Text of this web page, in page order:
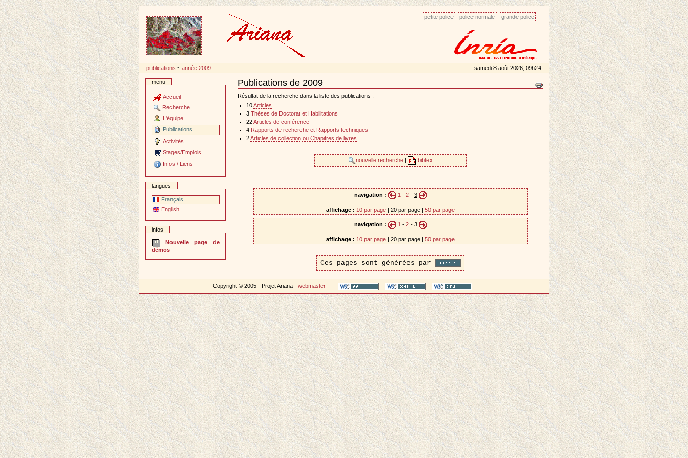
contenu
petite police police normale grande police
publications ~année 2009 samedi 8 août 2026, 09h24
menu
Accueil
Recherche
L'équipe
Publications
Activités
Stages/Emplois
Infos / Liens
langues
Français
English
infos
Nouvelle page de
démos
Publications de 2009
Document
Actions
Résultat de la recherche dans la liste des publications :
10Articles
3 Thèses de Doctorat et Habilitations
22Articles de conférence
4 Rapports de recherche et Rapports techniques
2Articles de collection ou Chapitres de livres
nouvelle recherche bibtex
navigation : 1 - 2- 3
affichage : 10 par page | 20 par page | 50 par page
navigation : 1 - 2- 3
affichage : 10 par page | 20 par page | 50 par page
Ces pages sont générées par
Copyright © 2005 - Projet Ariana -webmaster